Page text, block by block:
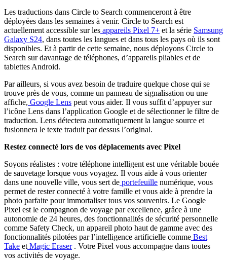
Les traductions dans Circle to Search commenceront à être
déployées dans les semaines à venir. Circle to Search est
actuellement accessible sur les appareils Pixel 7+ et la série Samsung
Galaxy S24, dans toutes les langues et dans tous les pays où ils sont
disponibles. Et à partir de cette semaine, nous déployons Circle to
Search sur davantage de téléphones, d’appareils pliables et de
tablettes Android.
Par ailleurs, si vous avez besoin de traduire quelque chose qui se
trouve près de vous, comme un panneau de signalisation ou une
affiche, Google Lens peut vous aider. Il vous suffit d’appuyer sur
l’icône Lens dans l’application Google et de sélectionner le filtre de
traduction. Lens détectera automatiquement la langue source et
fusionnera le texte traduit par dessus l’original.
Restez connecté lors de vos déplacements avec Pixel
Soyons réalistes : votre téléphone intelligent est une véritable bouée
de sauvetage lorsque vous voyagez. Il vous aide à vous orienter
dans une nouvelle ville, vous sert de portefeuille numérique, vous
permet de rester connecté à votre famille et vous aide à prendre la
photo parfaite pour immortaliser tous vos souvenirs. Le Google
Pixel est le compagnon de voyage par excellence, grâce à une
autonomie de 24 heures, des fonctionnalités de sécurité personnelle
comme Safety Check, un appareil photo haut de gamme avec des
fonctionnalités pilotées par l’intelligence artificielle comme Best
Take et Magic Eraser. Votre Pixel vous accompagne dans toutes
vos activités de voyage.